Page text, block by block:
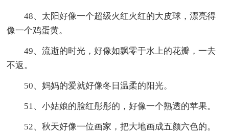
48、太阳好像一个超级火红火红的大皮球，漂亮得
像一个鸡蛋黄。
49、流逝的时光，好像如飘零于水上的花瓣，一去
不返。
50、妈妈的爱就好像冬日温柔的阳光。
51、小姑娘的脸红彤彤的，好像一个熟透的苹果。
52、秋天好像一位画家，把大地画成五颜六色的。